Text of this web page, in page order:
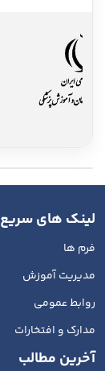
لینک های سریع
فرم ها
مدیریت آموزش
روابط عمومی
مدارک و افتخارات
آخرین مطالب